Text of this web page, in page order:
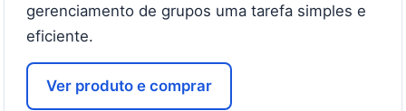
gerenciamento de grupos uma tarefa simples e
eficiente.
Ver produto e comprar